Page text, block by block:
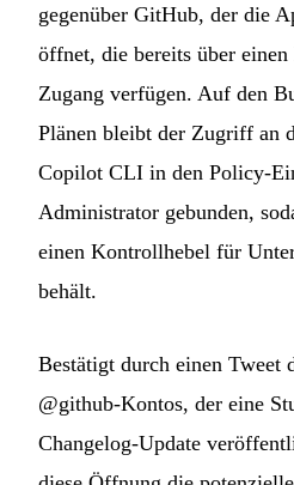
gegenüber GitHub, der die
öffnet, die bereits über
Zugang verfügen. Auf den
Plänen bleibt der Zugriff an
Copilot CLI in den Policy-
Administrator gebunden,
einen Kontrollhebel für
behält.
Bestätigt durch einen Tweet
@github-Kontos, der eine
Changelog-Update